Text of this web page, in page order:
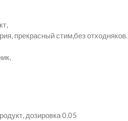
прекрасный стим,без отходняков.
дозировка 0.05